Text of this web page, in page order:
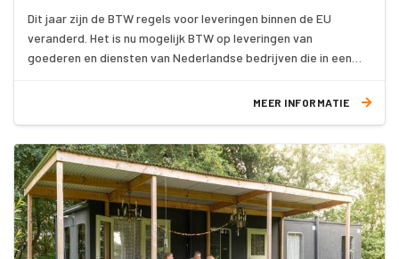
Dit jaar zijn de BTW regels voor leveringen binnen de EU
veranderd. Het is nu mogelijk BTW op leveringen van
goederen en diensten van Nederlandse bedrijven die in een
MEER INFORMATIE